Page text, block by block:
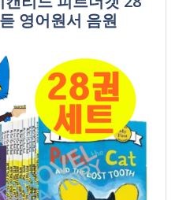
영어원서 음원